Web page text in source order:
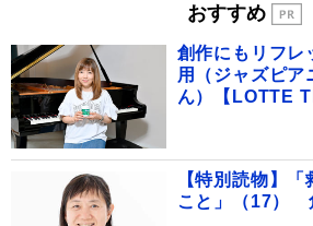
おすすめ
創作にもリフレ
用（ジャズピ
ん）【LOTTE
【特別読物】
こと」（17）